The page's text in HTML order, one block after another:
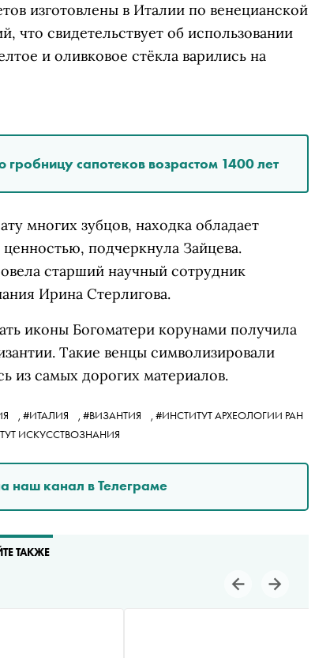
изготовлены в Италии по венецианской
что свидетельствует об использовании
и оливковое стёкла варились на
сапотеков возрастом 1400 лет
многих зубцов, находка обладает
подчеркнула Зайцева.
старший научный сотрудник
Ирина Стерлигова.
иконы Богоматери корунами получила
Такие венцы символизировали
из самых дорогих материалов.
, #ИТАЛИЯ , #ВИЗАНТИЯ , #ИНСТИТУТ АРХЕОЛОГИИ РАН
ИСКУССТВОЗНАНИЯ
наш канал в Телеграме
ТАКЖЕ